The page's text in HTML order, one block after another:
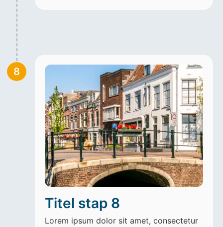
Titel stap 8
Lorem ipsum dolor sit amet, consectetur
8